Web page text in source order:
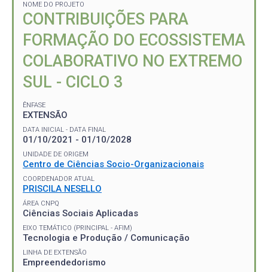
NOME DO PROJETO
CONTRIBUIÇÕES PARA
FORMAÇÃO DO ECOSSISTEMA
COLABORATIVO NO EXTREMO
SUL - CICLO 3
ÊNFASE
EXTENSÃO
DATA INICIAL - DATA FINAL
01/10/2021 - 01/10/2028
UNIDADE DE ORIGEM
Centro de Ciências Socio-Organizacionais
COORDENADOR ATUAL
PRISCILA NESELLO
ÁREA CNPQ
Ciências Sociais Aplicadas
EIXO TEMÁTICO (PRINCIPAL - AFIM)
Tecnologia e Produção / Comunicação
LINHA DE EXTENSÃO
Empreendedorismo